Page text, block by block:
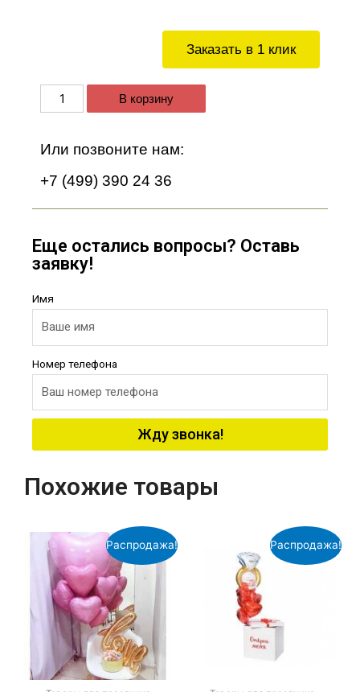
Заказать в 1 клик
В корзину
Или позвоните нам:
+7 (499) 390 24 36
Еще остались вопросы? Оставь
заявку!
Имя
Номер телефона
Жду звонка!
Похожие товары
Распродажа! Распродажа!